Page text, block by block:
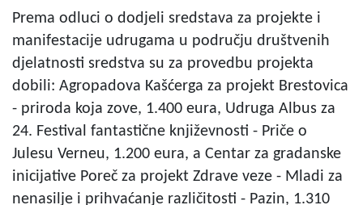
Prema odluci o dodjeli sredstava za projekte i
manifestacije udrugama u području društvenih
djelatnosti sredstva su za provedbu projekta
dobili: Agropadova Kašćerga za projekt Brestovica
- priroda koja zove, 1.400 eura, Udruga Albus za
24. Festival fantastične književnosti - Priče o
Julesu Verneu, 1.200 eura, a Centar za gradanske
inicijative Poreč za projekt Zdrave veze - Mladi za
nenasilje i prihvaćanje različitosti - Pazin, 1.310